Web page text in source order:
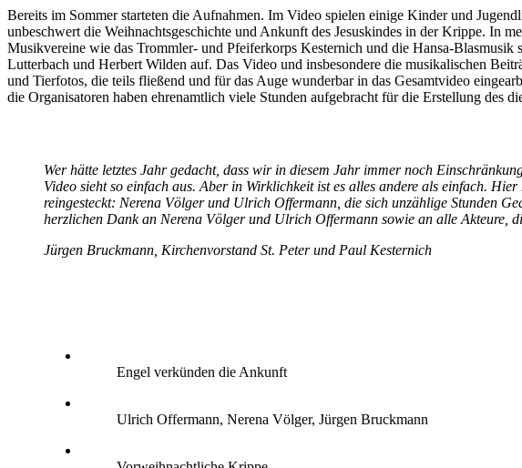
Bereits im Sommer starteten die Aufnahmen. Im Video spielen einige Kinder und
unbeschwert die Weihnachtsgeschichte und Ankunft des Jesuskindes in der Krippe. In
Musikvereine wie das Trommler- und Pfeiferkorps Kesternich und die Hansa-Blasmusik
Lutterbach und Herbert Wilden auf. Das Video und insbesondere die musikalischen
und Tierfotos, die teils fließend und für das Auge wunderbar in das Gesamtvideo
die Organisatoren haben ehrenamtlich viele Stunden aufgebracht für die Erstellung des
Wer hätte letztes Jahr gedacht, dass wir in diesem Jahr immer noch
Video sieht so einfach aus. Aber in Wirklichkeit ist es alles andere als einfach.
reingesteckt: Nerena Völger und Ulrich Offermann, die sich unzählige Stunden
herzlichen Dank an Nerena Völger und Ulrich Offermann sowie an alle Akteure,
Jürgen Bruckmann, Kirchenvorstand St. Peter und Paul Kesternich
Engel verkünden die Ankunft
Ulrich Offermann, Nerena Völger, Jürgen Bruckmann